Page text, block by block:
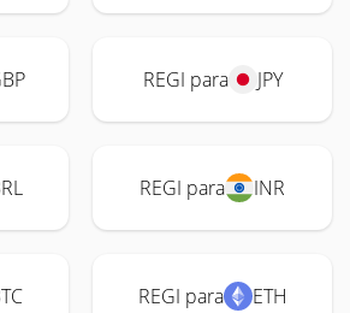
REGI para JPY
REGI para INR
REGI para ETH